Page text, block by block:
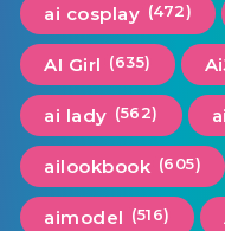
ai cosplay (472)
AI Girl (635)
ai lady (562)
ailookbook (605)
aimodel (516)